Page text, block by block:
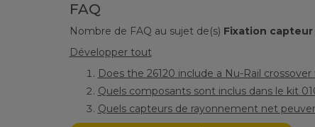
FAQ
Nombre de FAQ au sujet de(s) Fixation capteur
Développer tout
Does the 26120 include a Nu-Rail
Quels composants sont inclus dans le kit
Quels capteurs de rayonnement net